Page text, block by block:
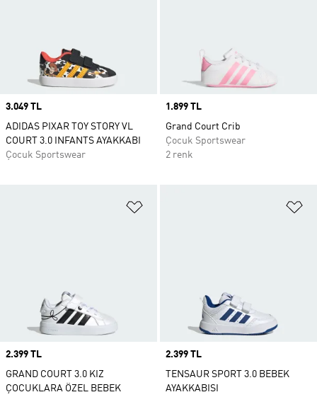
Price
3.049 TL
ADIDAS PIXAR TOY STORY VL
COURT 3.0 INFANTS AYAKKABI
Çocuk Sportswear
Price
1.899 TL
Grand Court Crib
Çocuk Sportswear
2 renk
Price
2.399 TL
GRAND COURT 3.0 KIZ
ÇOCUKLARA ÖZEL BEBEK
Price
2.399 TL
TENSAUR SPORT 3.0 BEBEK
AYAKKABISI